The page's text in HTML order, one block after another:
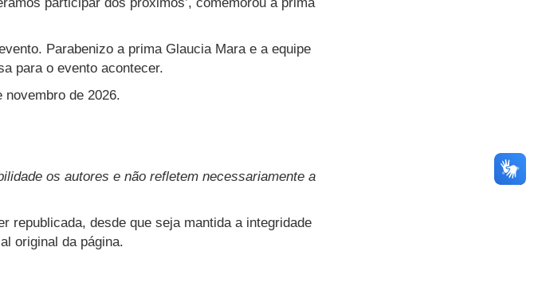
participar dos próximos’, comemorou a prima
Parabenizo a prima Glaucia Mara e a equipe
para o evento acontecer.
novembro de 2026.
os autores e não refletem necessariamente a
republicada, desde que seja mantida a integridade
original da página.